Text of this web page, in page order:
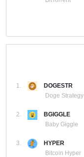
1.
DOGESTR
Doge Strategy
2.
BGIGGLE
Baby Giggle
3.
HYPER
Bitcoin Hyper